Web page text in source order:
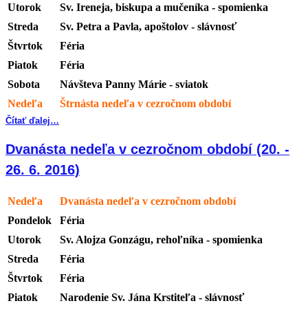
Utorok
Sv. Ireneja, biskupa a mučeníka - spomienka
Streda
Sv. Petra a Pavla, apoštolov - slávnosť
Štvrtok
Féria
Piatok
Féria
Sobota
Návšteva Panny Márie - sviatok
Nedeľa
Štrnásta nedeľa v cezročnom období
Čítať ďalej…
Dvanásta nedeľa v cezročnom období (20. -
26. 6. 2016)
Nedeľa
Dvanásta nedeľa v cezročnom období
Pondelok
Féria
Utorok
Sv. Alojza Gonzágu, rehoľníka - spomienka
Streda
Féria
Štvrtok
Féria
Piatok
Narodenie Sv. Jána Krstiteľa - slávnosť